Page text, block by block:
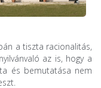
a tiszta racionalitás,
az is, hogy a
és bemutatása nem